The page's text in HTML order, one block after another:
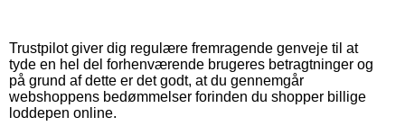
Trustpilot giver dig regulære fremragende genveje til at
tyde en hel del forhenværende brugeres betragtninger og
på grund af dette er det godt, at du gennemgår
webshoppens bedømmelser forinden du shopper billige
loddepen online.